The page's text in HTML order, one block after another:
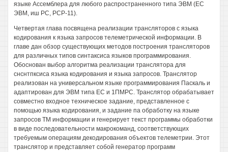
языке Ассемблера для любого распространенного типа ЭВМ (ЕС
ЭВМ, иш РС, РСР-11).
Четвертая глава посвящена реализации трансляторов с языка
кодирования к языка запросов телеметрической информации. В
главе дан обзор существующих методов построения трансляторов
для различных типов синтаксиса языков программирования.
Обоснован выбор алгоритма реализации транслятора для
снснтпксиса языка кодирования и языка запросов. Транслятор
реализован на универсальном языке программирования Паскаль и
адаптирован для ЭВМ типа ЕС и 1ПМРС. Транслятор обрабатывает
совместно входное техническое задание, представленное с
помощью языка кодирования, и задание па обработку на языке
запросов ТМ информации и генерирует текст программы обработки
в виде последовательности макрокоманд, соответствующих
требуемым операциям декодирования объектов телеметрии. Этот
транслятор и представляет собой генератор программ